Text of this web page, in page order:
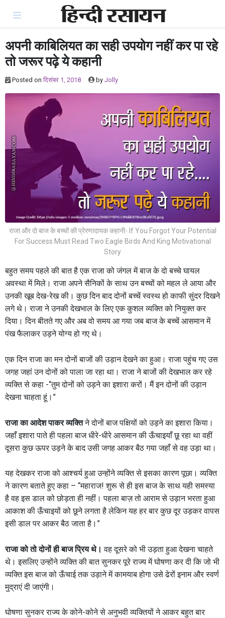
content
अपनी काबिलियत का सही उपयोग नहीं कर पा रहे
तो जरूर पढ़े ये कहानी
Posted on दिसंबर 1, 2018 by Jolly
राजा और दो बाज के बच्चों की प्रेरणादायक कहानी- If You Forgot Your Potential
For Success Must Read Two Eagle Birds And King Motivational
Story
बहुत समय पहले की बात है एक राजा को जंगल में बाज के दो बच्चे घायल
अवस्था में मिले। राजा अपने सैनिकों के साथ उन बच्चों को महल ले आया और
उनकी खूब देख-रेख की। कुछ दिन बाद दोनों बच्चें स्वस्थ हो काफी सुंदर दिखने
लगे थे। राजा ने उनकी देखभाल के लिए एक कुशल व्यक्ति को नियुक्त कर
दिया। दिन बीतते गए और अब वो समय आ गया जब बाज के बच्चें आसमान में
पंख फैलाकर उड़ने योग्य हो गए थे।
एक दिन राजा का मन दोनों बाजों की उड़ान देखने का हुआ। राजा पहुंच गए उस
जगह जहां उन दोनों को पाला जा रहा था। राजा ने बाजों की देखभाल कर रहे
व्यक्ति से कहा -“तुम दोनों को उड़ने का इशारा करों। मैं इन दोनों की उड़ान
देखना चाहता हूं।”
राजा का आदेश पाकर व्यक्तिने दोनों बाज पक्षियों को उड़ने का इशारा किया।
जहाँ इशारा पाते ही पहला बाज धीरे-धीरे आसमान की ऊँचाइयाँ छू रहा था वहीं
दूसरा कुछ ऊपर उड़ने के बाद उसी जगह आकर बैठ गया जहाँ से वह उड़ा था।
यह देखकर राजा को आश्चर्य हुआ उन्होंने व्यक्ति से इसका कारण पूछा। व्यक्ति
ने कारण बताते हुए कहा – “महाराज! शुरू से ही इस बाज के साथ यही समस्या
है वह इस डाल को छोड़ता ही नहीं। पहला बाज़ तो आराम से उड़ान भरता हुआ
आकाश की ऊँचाइयों को छूने लगता है लेकिन यह हर बार कुछ दूर उड़कर वापस
इसी डाल पर आकर बैठ जाता है।”
राजा को तो दोनों ही बाज प्रिय थे। वह दूसरे को भी उड़ता हुआ देखना चाहते
थे। इसलिए उन्होंने व्यक्ति की बात सुनकर पूरे राज्य में घोषणा कर दी कि जो भी
व्यक्ति इस बाज को ऊँचाई तक उड़ाने में कामयाब होगा उसे ढेरों इनाम और स्वर्ण
मुद्राएं दी जाएंगी।
घोषणा सुनकर राज्य के कोने-कोने से अनुभवी व्यक्तियों ने आकर बहुत बार